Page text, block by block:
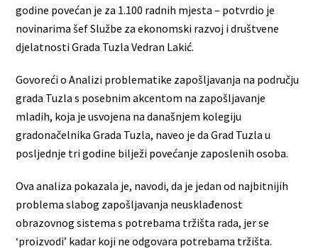
godine povećan je za 1.100 radnih mjesta – potvrdio je
novinarima šef Službe za ekonomski razvoj i društvene
djelatnosti Grada Tuzla Vedran Lakić.
Govoreći o Analizi problematike zapošljavanja na području
grada Tuzla s posebnim akcentom na zapošljavanje
mladih, koja je usvojena na današnjem kolegiju
gradonačelnika Grada Tuzla, naveo je da Grad Tuzla u
posljednje tri godine bilježi povećanje zaposlenih osoba.
Ova analiza pokazala je, navodi, da je jedan od najbitnijih
problema slabog zapošljavanja neusklađenost
obrazovnog sistema s potrebama tržišta rada, jer se
‘proizvodi’ kadar koji ne odgovara potrebama tržišta.